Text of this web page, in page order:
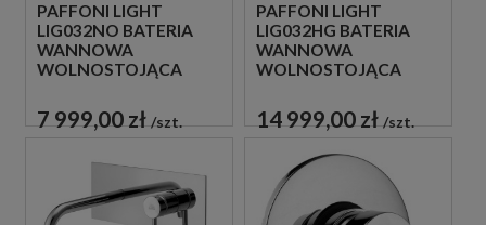
PAFFONI LIGHT
LIG032NO BATERIA
WANNOWA
WOLNOSTOJĄCA
7 999,00 zł szt.
PAFFONI LIGHT
LIG032HG BATERIA
WANNOWA
WOLNOSTOJĄCA
14 999,00 zł szt.